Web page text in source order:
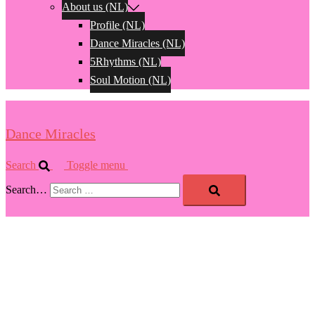
About us (NL)
Profile (NL)
Dance Miracles (NL)
5Rhythms (NL)
Soul Motion (NL)
Dance Miracles
Search Toggle menu
Search…